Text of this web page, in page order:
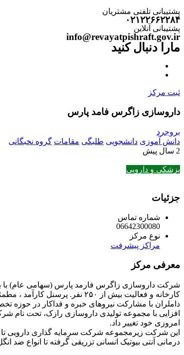
پشتیبانی تلفنی مشتریان
۰۲۱۲۲۶۶۲۲۸۴
پشتیبانی آنلاین
info@revayatpishraft.gov.ir
مارا دنبال کنید
ثبت مرکز
داروسازی زاگرس فامد پارس
بروجرد
دانش آموزی دانشجویی طلبگی مقامات گروه نخبگانی
2 سال پیش
پزشکی و دارویی
جزئیات
شماره تماس
06642300080
نوع مرکز
مراکز پیشرفت
معرفی مرکز
امروزی خود تغییر داد.
درمانی آنتی بیوتیک انسانی تزریقی گرفته تا انواع ضد